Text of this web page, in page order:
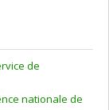
de
nationale de